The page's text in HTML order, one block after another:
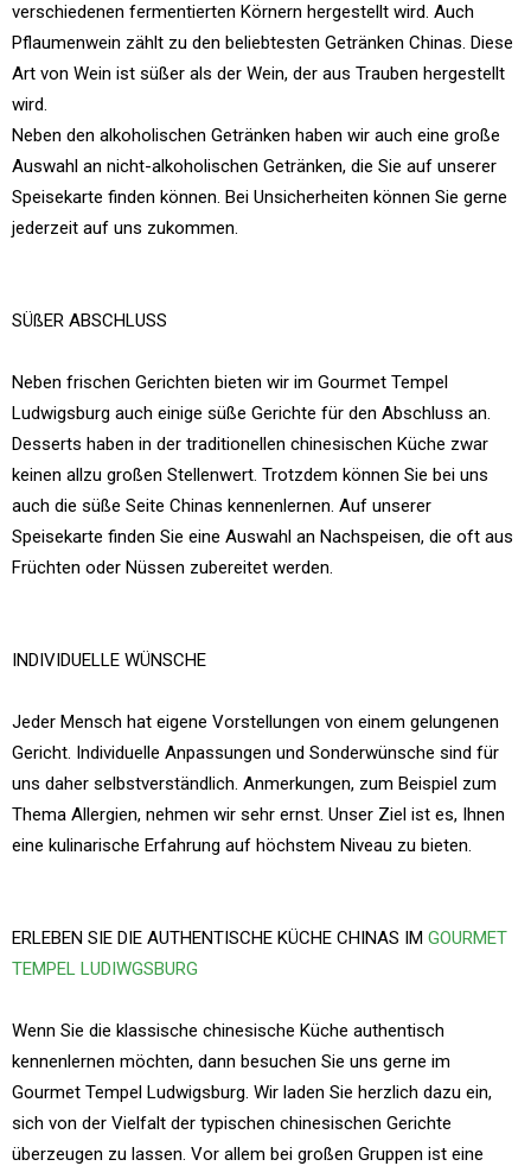
verschiedenen fermentierten Körnern hergestellt wird. Auch
Pflaumenwein zählt zu den beliebtesten Getränken Chinas. Diese
Art von Wein ist süßer als der Wein, der aus Trauben hergestellt
wird.
Neben den alkoholischen Getränken haben wir auch eine große
Auswahl an nicht-alkoholischen Getränken, die Sie auf unserer
Speisekarte finden können. Bei Unsicherheiten können Sie gerne
jederzeit auf uns zukommen.
SÜßER ABSCHLUSS
Neben frischen Gerichten bieten wir im Gourmet Tempel
Ludwigsburg auch einige süße Gerichte für den Abschluss an.
Desserts haben in der traditionellen chinesischen Küche zwar
keinen allzu großen Stellenwert. Trotzdem können Sie bei uns
auch die süße Seite Chinas kennenlernen. Auf unserer
Speisekarte finden Sie eine Auswahl an Nachspeisen, die oft aus
Früchten oder Nüssen zubereitet werden.
INDIVIDUELLE WÜNSCHE
Jeder Mensch hat eigene Vorstellungen von einem gelungenen
Gericht. Individuelle Anpassungen und Sonderwünsche sind für
uns daher selbstverständlich. Anmerkungen, zum Beispiel zum
Thema Allergien, nehmen wir sehr ernst. Unser Ziel ist es, Ihnen
eine kulinarische Erfahrung auf höchstem Niveau zu bieten.
ERLEBEN SIE DIE AUTHENTISCHE KÜCHE CHINAS IM GOURMET
TEMPEL LUDIWGSBURG
Wenn Sie die klassische chinesische Küche authentisch
kennenlernen möchten, dann besuchen Sie uns gerne im
Gourmet Tempel Ludwigsburg. Wir laden Sie herzlich dazu ein,
sich von der Vielfalt der typischen chinesischen Gerichte
überzeugen zu lassen. Vor allem bei großen Gruppen ist eine